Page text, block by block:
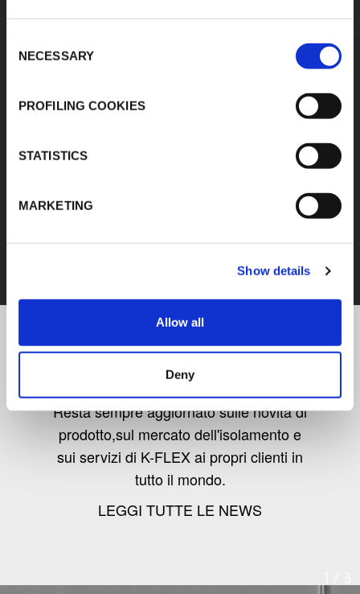
Selection
NECESSARY
PROFILING COOKIES
STATISTICS
MARKETING
Show details
Allow all
Deny
SCOPRI TUTTI I PRODOTTI
K-Flex news
Resta sempre aggiornato sulle novità di
prodotto,sul mercato dell'isolamento e
sui servizi di K-FLEX ai propri clienti in
tutto il mondo.
LEGGI TUTTE LE NEWS